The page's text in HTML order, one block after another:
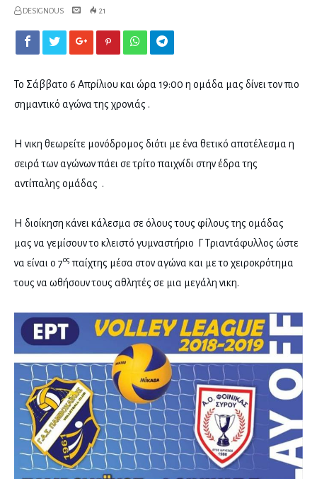
DESIGNOUS 21
Το Σάββατο 6 Απρίλιου και ώρα 19:00 η ομάδα μας δίνει τον πιο
σημαντικό αγώνα της χρονιάς .
Η νικη θεωρείτε μονόδρομος διότι με ένα θετικό αποτέλεσμα η
σειρά των αγώνων πάει σε τρίτο παιχνίδι στην έδρα της
αντίπαλης ομάδας .
Η διοίκηση κάνει κάλεσμα σε όλους τους φίλους της ομάδας
μας να γεμίσουν το κλειστό γυμναστήριο Γ Τριαντάφυλλος ώστε
να είναι ο 7ος παίχτης μέσα στον αγώνα και με το χειροκρότημα
τους να ωθήσουν τους αθλητές σε μια μεγάλη νικη.